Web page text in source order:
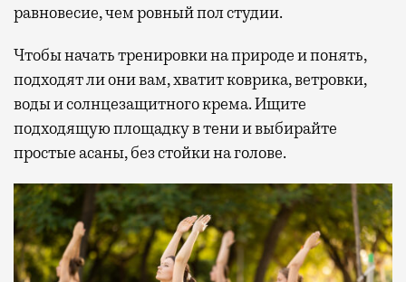
равновесие, чем ровный пол студии.
Чтобы начать тренировки на природе и понять,
подходят ли они вам, хватит коврика, ветровки,
воды и солнцезащитного крема. Ищите
подходящую площадку в тени и выбирайте
простые асаны, без стойки на голове.